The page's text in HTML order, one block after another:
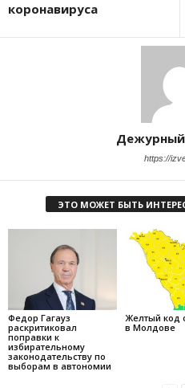
коронавируса
Дежурный
https://
ЭТО МОЖЕТ БЫТЬ
Федор Гагауз
раскритиковал
поправки к
избирательному
законодательству по
выборам в автономии
Желтый код
в Молдове